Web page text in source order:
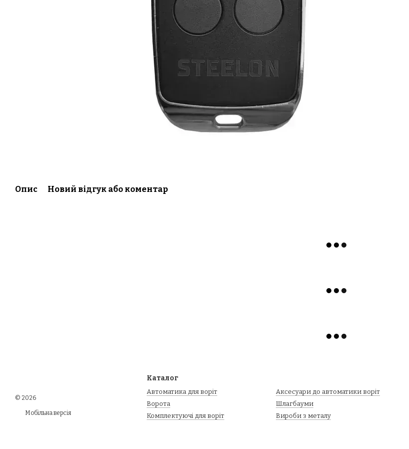
Опис Новий відгук або коментар
© 2026
Мобільна версія
Каталог
Автоматика для воріт
Ворота
Комплектуючі для воріт
Аксесуари до автоматики воріт
Шлагбауми
Вироби з металу